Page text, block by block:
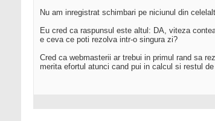
Nu am inregistrat schimbari pe niciunul din
Eu cred ca raspunsul este altul: DA, viteza
e ceva ce poti rezolva intr-o singura zi?
Cred ca webmasterii ar trebui in primul rand sa
merita efortul atunci cand pui in calcul si restul